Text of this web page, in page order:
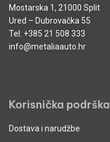
Mostarska 1, 21000 Split
Ured – Dubrovačka 55
Tel: +385 21 508 333
info@metaliaauto.hr
Korisnička podrška
Dostava i narudžbe